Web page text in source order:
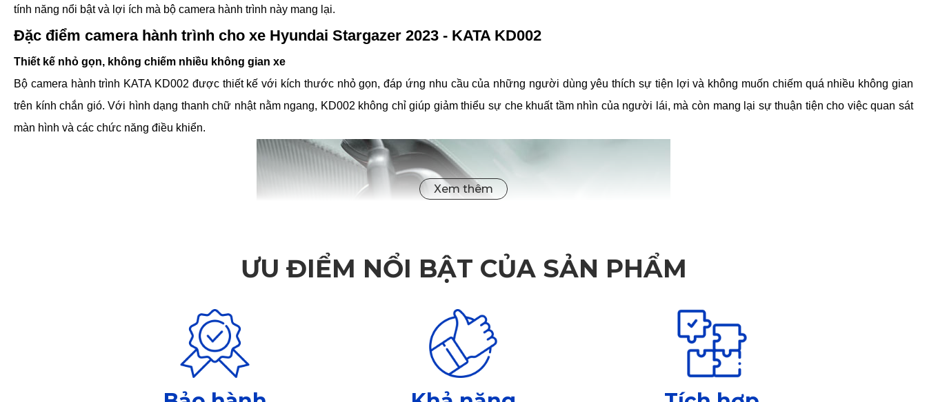
tính năng nổi bật và lợi ích mà bộ camera hành trình này mang lại.
Đặc điểm camera hành trình cho xe Hyundai Stargazer 2023 - KATA KD002
Thiết kế nhỏ gọn, không chiếm nhiều không gian xe
Bộ camera hành trình KATA KD002 được thiết kế với kích thước nhỏ gọn, đáp ứng nhu cầu của những người dùng yêu thích sự tiện lợi và không muốn chiếm quá nhiều không gian
trên kính chắn gió. Với hình dạng thanh chữ nhật nằm ngang, KD002 không chỉ giúp giảm thiểu sự che khuất tầm nhìn của người lái, mà còn mang lại sự thuận tiện cho việc quan sát
màn hình và các chức năng điều khiển.
ƯU ĐIỂM NỔI BẬT CỦA SẢN PHẨM